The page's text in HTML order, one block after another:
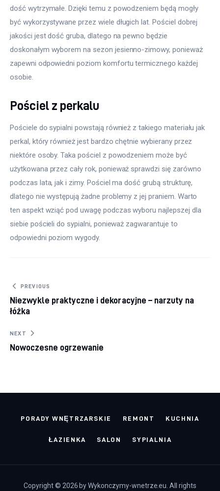
dość wytrzymałe. Dzięki temu z powodzeniem będą mogły
być wykorzystywane przez wiele długich lat. Pościel dobrej
jakości jest dość gruba, dlatego na pewno będzie
doskonałym wyborem na sezon jesienno-zimowy, ponieważ
zapewni odpowiedni poziom komfortu termicznego każdej
osobie.
Pościel z perkalu
Pościele do sypialni powstają również z takiego materiału jak
perkal, który również jest bardzo chętnie wybierany przez
niektóre osoby. Taka pościel z powodzeniem może być
użytkowana przez cały rok, ponieważ sprawdzi się zarówno
podczas lata, jak i zimy. Pościel ma dość grubą strukturę,
dlatego nie występują żadne problemy z jej praniem. Warto
ten aspekt wziąć pod uwagę podczas wyboru najlepszej dla
siebie pościeli do sypialni, ponieważ zagwarantuje to
odpowiedni poziom wygody.
Nawigacja wpisu
PREVIOUS
Niezwykle praktyczne i dekoracyjne – narzuty na
łóżka
NEXT
Nowoczesne ogrzewanie
PORADY WNĘTRZARSKIE REMONT KUCHNIA
ŁAZIENKA SALON SYPIALNIA
Copyright © 2026 by Wykonczymy-wnetrze.eu. All rights